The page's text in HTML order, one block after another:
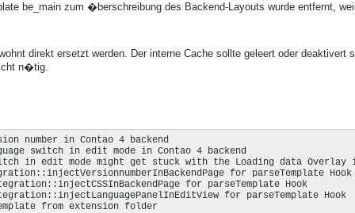
be_main zum �berschreibung des Backend-Layouts wurde entfernt,
direkt ersetzt werden. Der interne Cache sollte geleert oder deaktivert
n�tig.
number in Contao 4 backend
switch in edit mode in Contao 4 backend
in edit mode might get stuck with the Loading data Overlay
for parseTemplate Hook
for parseTemplate Hook
for parseTemplate Hook
from extension folder